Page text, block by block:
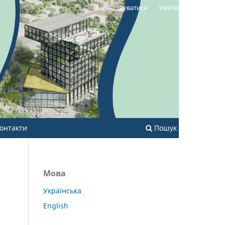
Пошук
Зареєструватися Увійти
Мова
Українська
English